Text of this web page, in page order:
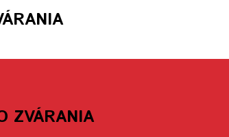
ZVÁRANIA